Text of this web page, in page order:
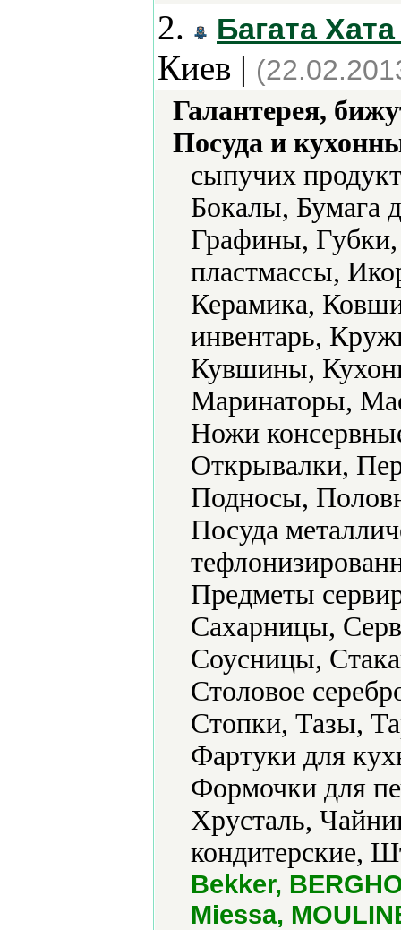
2. Багата
Киев |
Галантерея,
Посуда и
сыпучих
Бокалы, Бумага
Графины, Губки,
пластмассы,
Керамика,
инвентарь,
Кувшины,
Маринаторы,
Ножи
Открывалки,
Подносы,
Посуда
Предметы
Сахарницы,
Соусницы,
Столовое
Стопки, Тазы,
Фартуки для
Формочки для
Хрусталь,
кондитерские,
Bekker,
Miessa,